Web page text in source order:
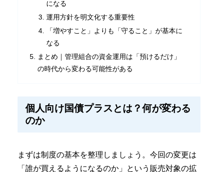
になる
運用方針を明文化する重要性
「増やすこと」よりも「守ること」が基本に
なる
まとめ｜管理組合の資金運用は「預けるだけ」
の時代から変わる可能性がある
個人向け国債プラスとは？何が変わる
のか
まずは制度の基本を整理しましょう。今回の変更は
「誰が買えるようになるのか」という販売対象の拡